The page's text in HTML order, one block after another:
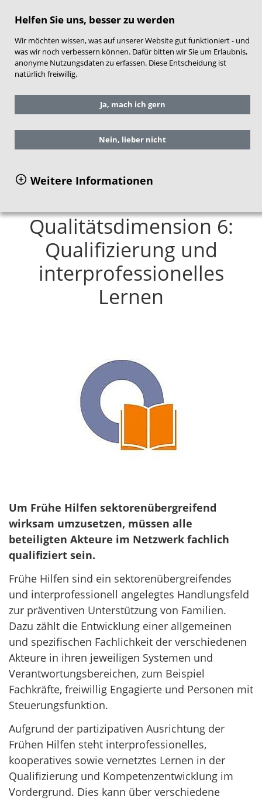
Helfen Sie uns, besser zu werden
Wir möchten wissen, was auf unserer Website gut funktioniert - und
was wir noch verbessern können. Dafür bitten wir Sie um Erlaubnis,
anonyme Nutzungsdaten zu erfassen. Diese Entscheidung ist
natürlich freiwillig.
Ja, mach ich gern
Nein, lieber nicht
Weitere Informationen
Sie befinden sich hier:
Qualitätsentwicklung Frühe Hilfen
Qualitätsdimension 6: Qualifizierung und
Qualitätsdimension 6:
Qualifizierung und
interprofessionelles
Lernen
Um Frühe Hilfen sektorenübergreifend
wirksam umzusetzen, müssen alle
beteiligten Akteure im Netzwerk fachlich
qualifiziert sein.
Frühe Hilfen sind ein sektorenübergreifendes
und interprofessionell angelegtes Handlungsfeld
zur präventiven Unterstützung von Familien.
Dazu zählt die Entwicklung einer allgemeinen
und spezifischen Fachlichkeit der verschiedenen
Akteure in ihren jeweiligen Systemen und
Verantwortungsbereichen, zum Beispiel
Fachkräfte, freiwillig Engagierte und Personen mit
Steuerungsfunktion.
Aufgrund der partizipativen Ausrichtung der
Frühen Hilfen steht interprofessionelles,
kooperatives sowie vernetztes Lernen in der
Qualifizierung und Kompetenzentwicklung im
Vordergrund. Dies kann über verschiedene